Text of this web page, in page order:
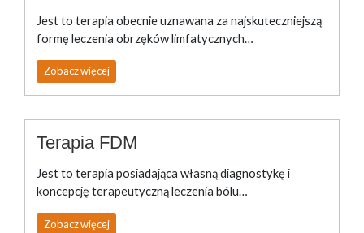
Jest to terapia obecnie uznawana za najskuteczniejszą
formę leczenia obrzęków limfatycznych…
Zobacz więcej
Terapia FDM
Jest to terapia posiadająca własną diagnostykę i
koncepcję terapeutyczną leczenia bólu…
Zobacz więcej